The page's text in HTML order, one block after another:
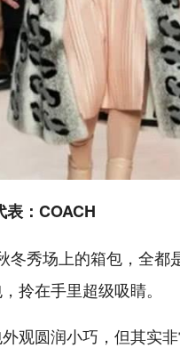
表：COACH
冬秀场上的箱包，全都
拎在手里超级吸睛。
观圆润小巧，但其实非